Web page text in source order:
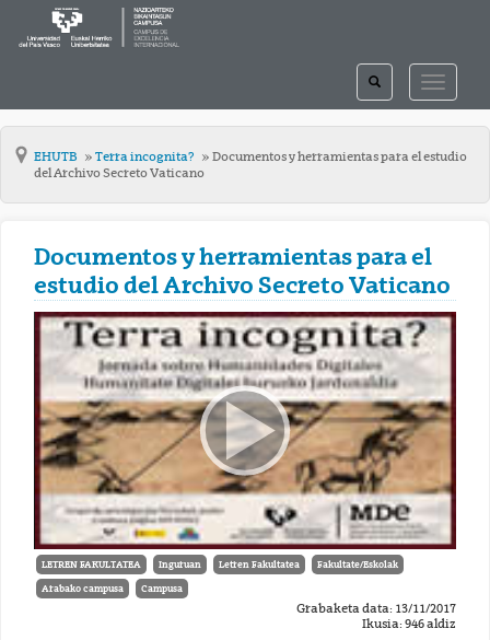
TOGGLE
TOGGLE
SEARCH
EHUTB Terra incognita?
Documentos y herramientas para el estudio
del Archivo Secreto Vaticano
Documentos y herramientas para el
estudio del Archivo Secreto Vaticano
LETREN FAKULTATEA Inguruan Letren Fakultatea Fakultate/Eskolak
Arabako campusa Campusa
Grabaketa data: 13/11/2017
Ikusia: 946 aldiz